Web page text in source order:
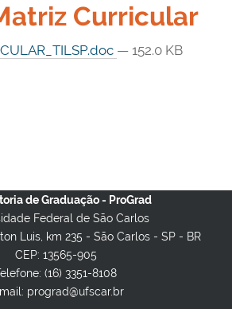
Curricular
— 152.0 KB
de Graduação - ProGrad
Federal de São Carlos
Luis, km 235 - São Carlos - SP - BR
CEP: 13565-905
(16) 3351-8108
prograd@ufscar.br